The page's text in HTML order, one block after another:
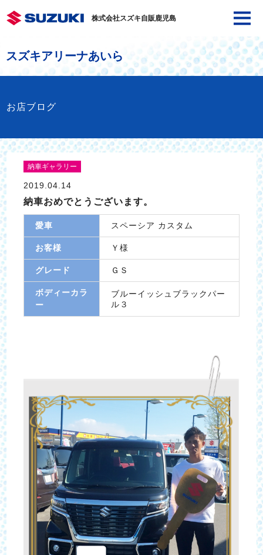
株式会社スズキ自販鹿児島
スズキアリーナあいら
お店ブログ
納車ギャラリー
2019.04.14
納車おめでとうございます。
愛車 スペーシア カスタム
お客様 Ｙ様
グレード ＧＳ
ボディーカラ
ー
ブルーイッシュブラックパー
ル３